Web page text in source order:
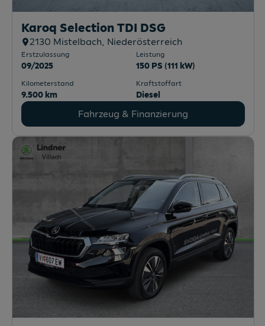
Karoq Selection TDI DSG
2130 Mistelbach, Niederösterreich
Erstzulassung
09/2025
Leistung
150 PS (111 kW)
Kilometerstand
9.500 km
Kraftstoffart
Diesel
Fahrzeug & Finanzierung